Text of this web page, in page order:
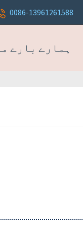
0086-13961261588
ہمارے بارے